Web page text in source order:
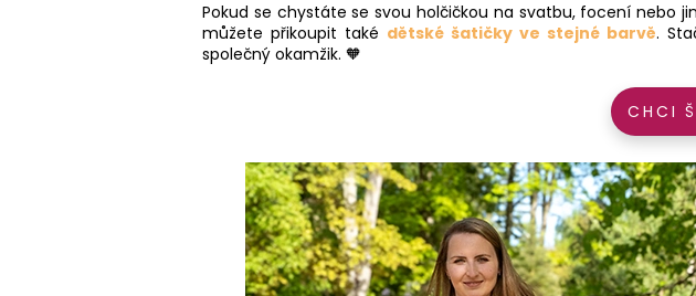
Pokud se chystáte se svou holčičkou na svatbu, focení nebo
můžete přikoupit také dětské šatičky ve stejné barvě.
společný okamžik. 🧡
CHCI